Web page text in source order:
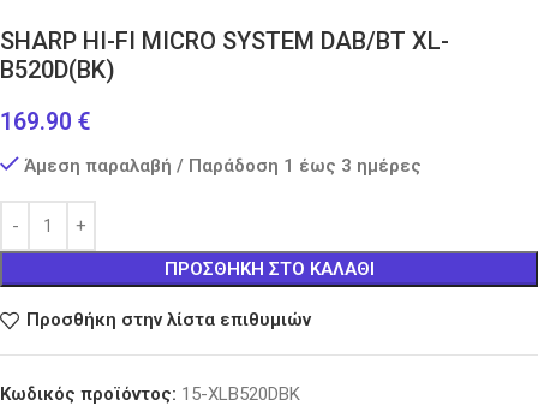
SHARP HI-FI MICRO SYSTEM DAB/BT XL-
B520D(BK)
169.90 €
Άμεση παραλαβή / Παράδοση 1 έως 3 ημέρες
ΠΡΟΣΘΉΚΗ ΣΤΟ ΚΑΛΆΘΙ
Προσθήκη στην λίστα επιθυμιών
Κωδικός προϊόντος: 15-XLB520DBK